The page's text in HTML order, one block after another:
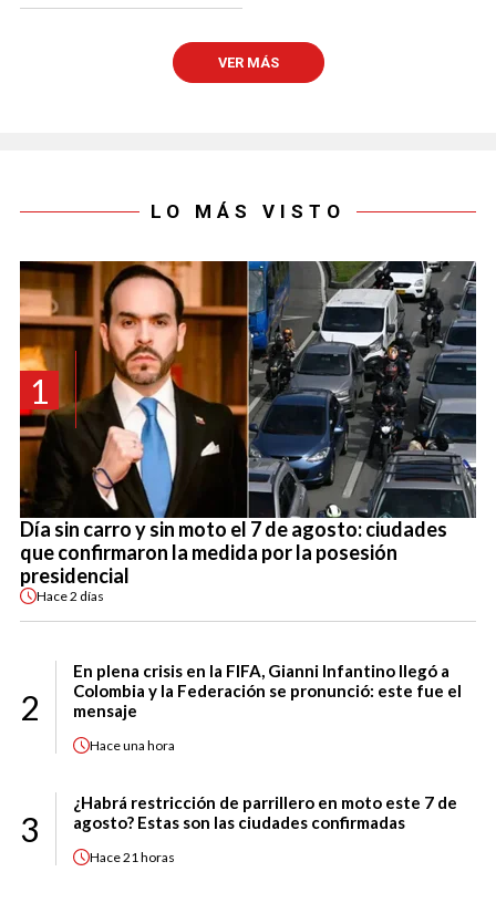
VER MÁS
LO MÁS VISTO
1
Día sin carro y sin moto el 7 de agosto: ciudades
que confirmaron la medida por la posesión
presidencial
Hace2 días
2
En plena crisis en la FIFA, Gianni Infantino llegó a
Colombia y la Federación se pronunció: este fue el
mensaje
Haceuna hora
3
¿Habrá restricción de parrillero en moto este 7 de
agosto? Estas son las ciudades confirmadas
Hace21 horas